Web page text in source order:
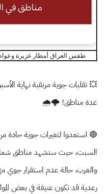
طقس العراق أمطار غزيرة
💥تقلبات جوية مرتقبة نهاية
عدة مناطق! 🌩️🌧️
🔴 استعدوا لتغيرات جوية حادة
السبت، حيث ستشهد مناطق
والغرب، حالة عدم استقرار جوي
رعدية قد تكون عنيفة في بعض